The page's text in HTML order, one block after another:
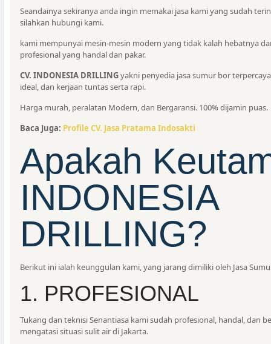
Seandainya sekiranya anda ingin memakai jasa kami yang sudah
silahkan hubungi kami.
kami mempunyai mesin-mesin modern yang tidak kalah hebatnya
profesional yang handal dan pakar.
CV. INDONESIA DRILLINGyakni penyedia jasa sumur bor
ideal, dan kerjaan tuntas serta rapi.
Harga murah, peralatan Modern, dan Bergaransi. 100% dijamin puas.
Baca Juga: Profile CV. Jasa Pratama Indosakti
Apakah
INDONESIA
DRILLING?
Berikut ini ialah keunggulan kami, yang jarang dimiliki oleh Jasa
1. PROFESIONAL
Tukang dan teknisi Senantiasa kami sudah profesional, handal, dan
mengatasi situasi sulit air di Jakarta.